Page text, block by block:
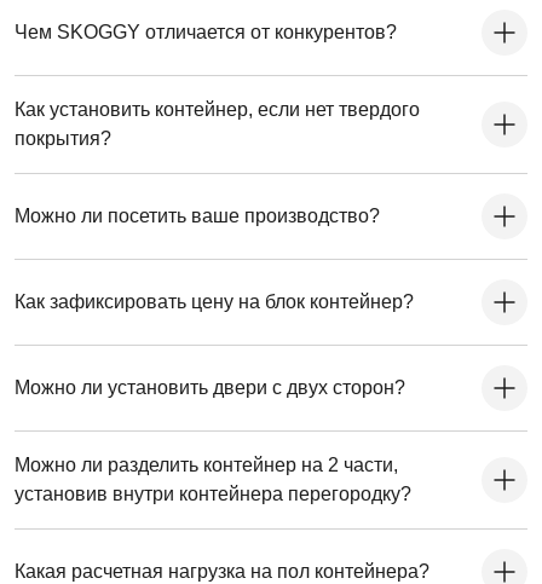
Чем SKOGGY отличается от конкурентов?
Как установить контейнер, если нет твердого
покрытия?
Можно ли посетить ваше производство?
Как зафиксировать цену на блок контейнер?
Можно ли установить двери с двух сторон?
Можно ли разделить контейнер на 2 части,
установив внутри контейнера перегородку?
Какая расчетная нагрузка на пол контейнера?